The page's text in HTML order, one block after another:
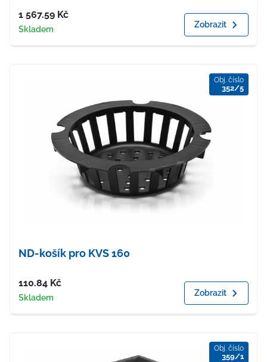
Cena
1 567.59 Kč
Dostupnost
Skladem Zobrazit
Obj. číslo
352/5
ND-košík pro KVS 160
Cena
110.84 Kč
Dostupnost
Skladem Zobrazit
Obj. číslo
359/1